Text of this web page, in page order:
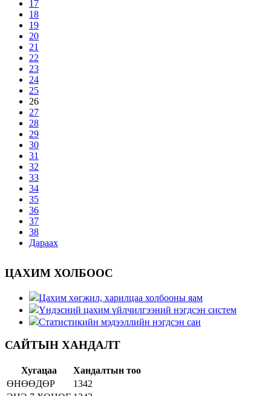
17
18
19
20
21
22
23
24
25
26
27
28
29
30
31
32
33
34
35
36
37
38
Дараах
ЦАХИМ ХОЛБООС
Цахим хөгжил, харилцаа холбооны яам
Үндэсний цахим үйлчилгээний нэгдсэн систем
Статистикийн мэдээллийн нэгдсэн сан
САЙТЫН ХАНДАЛТ
Хугацаа
Хандалтын тоо
ӨНӨӨДӨР
1342